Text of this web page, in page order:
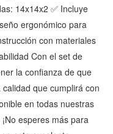
14x14x2 ✅ Incluye
ergonómico para
con materiales
Con el set de
la confianza de que
que cumplirá con
en todas nuestras
esperes más para